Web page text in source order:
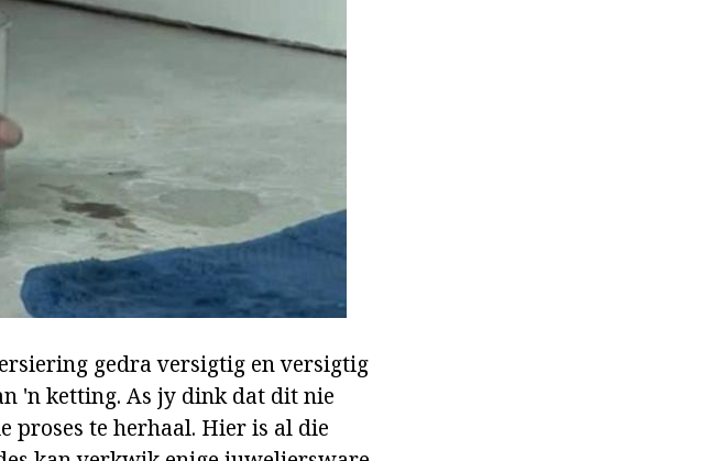
gedra versigtig en versigtig
'n ketting. As jy dink dat dit nie
proses te herhaal. Hier is al die